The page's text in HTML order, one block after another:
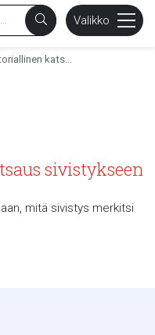
Valikko
sivistykseen
mitä sivistys merkitsi